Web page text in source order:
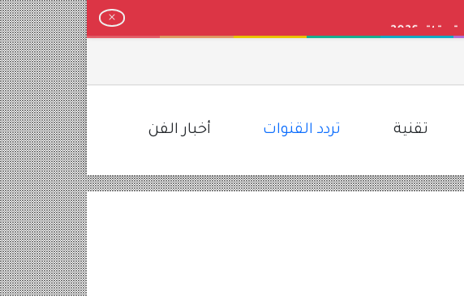
2026
رسمي وتفاصيل المخطط
تقنية تردد القنوات أخبار الفن